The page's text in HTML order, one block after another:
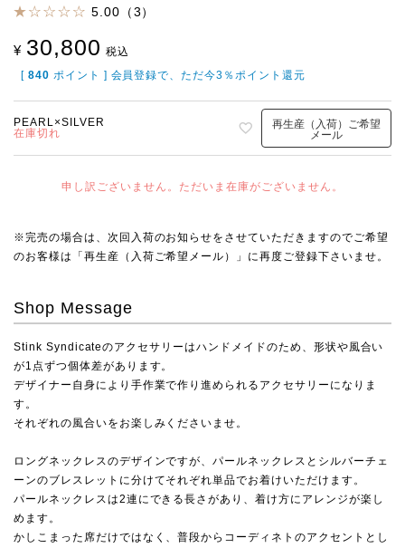
5.00（3）
¥ 30,800 税込
[ 840 ポイント ] 会員登録で、ただ今3％ポイント還元
PEARL×SILVER
在庫切れ
再生産（入荷）ご希望
メール
申し訳ございません。ただいま在庫がございません。
※完売の場合は、次回入荷のお知らせをさせていただきますのでご希望
のお客様は「再生産（入荷ご希望メール）」に再度ご登録下さいませ。
Shop Message
Stink Syndicateのアクセサリーはハンドメイドのため、形状や風合い
が1点ずつ個体差があります。
デザイナー自身により手作業で作り進められるアクセサリーになりま
す。
それぞれの風合いをお楽しみくださいませ。
ロングネックレスのデザインですが、パールネックレスとシルバーチェ
ーンのブレスレットに分けてそれぞれ単品でお着けいただけます。
パールネックレスは2連にできる長さがあり、着け方にアレンジが楽し
めます。
かしこまった席だけではなく、普段からコーディネトのアクセントとし